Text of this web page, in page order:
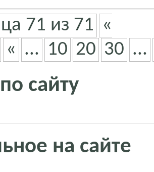
71 из 71 «
« ... 10 20 30 ...
сайту
на сайте